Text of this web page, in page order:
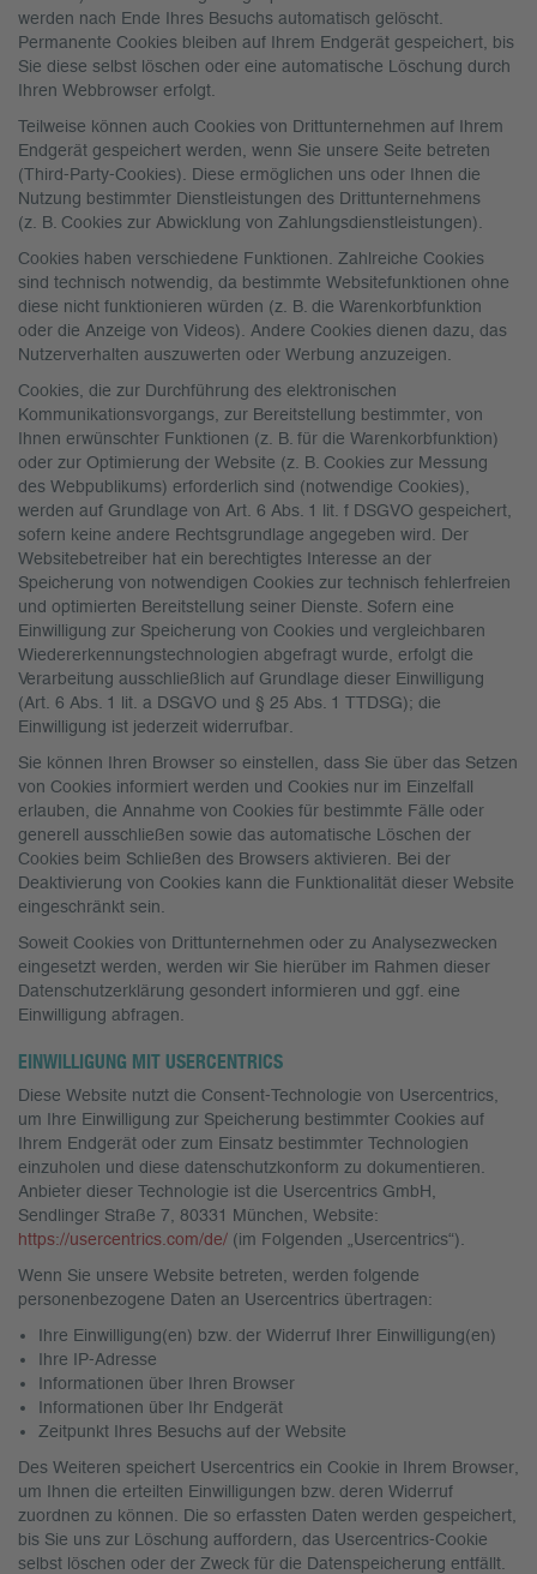
werden nach Ende Ihres Besuchs automatisch gelöscht.
Permanente Cookies bleiben auf Ihrem Endgerät gespeichert, bis
Sie diese selbst löschen oder eine automatische Löschung durch
Ihren Webbrowser erfolgt.
Teilweise können auch Cookies von Drittunternehmen auf Ihrem
Endgerät gespeichert werden, wenn Sie unsere Seite betreten
(Third-Party-Cookies). Diese ermöglichen uns oder Ihnen die
Nutzung bestimmter Dienstleistungen des Drittunternehmens
(z. B. Cookies zur Abwicklung von Zahlungsdienstleistungen).
Cookies haben verschiedene Funktionen. Zahlreiche Cookies
sind technisch notwendig, da bestimmte Websitefunktionen ohne
diese nicht funktionieren würden (z. B. die Warenkorbfunktion
oder die Anzeige von Videos). Andere Cookies dienen dazu, das
Nutzerverhalten auszuwerten oder Werbung anzuzeigen.
Cookies, die zur Durchführung des elektronischen
Kommunikationsvorgangs, zur Bereitstellung bestimmter, von
Ihnen erwünschter Funktionen (z. B. für die Warenkorbfunktion)
oder zur Optimierung der Website (z. B. Cookies zur Messung
des Webpublikums) erforderlich sind (notwendige Cookies),
werden auf Grundlage von Art. 6 Abs. 1 lit. f DSGVO gespeichert,
sofern keine andere Rechtsgrundlage angegeben wird. Der
Websitebetreiber hat ein berechtigtes Interesse an der
Speicherung von notwendigen Cookies zur technisch fehlerfreien
und optimierten Bereitstellung seiner Dienste. Sofern eine
Einwilligung zur Speicherung von Cookies und vergleichbaren
Wiedererkennungstechnologien abgefragt wurde, erfolgt die
Verarbeitung ausschließlich auf Grundlage dieser Einwilligung
(Art. 6 Abs. 1 lit. a DSGVO und § 25 Abs. 1 TTDSG); die
Einwilligung ist jederzeit widerrufbar.
Sie können Ihren Browser so einstellen, dass Sie über das Setzen
von Cookies informiert werden und Cookies nur im Einzelfall
erlauben, die Annahme von Cookies für bestimmte Fälle oder
generell ausschließen sowie das automatische Löschen der
Cookies beim Schließen des Browsers aktivieren. Bei der
Deaktivierung von Cookies kann die Funktionalität dieser Website
eingeschränkt sein.
Soweit Cookies von Drittunternehmen oder zu Analysezwecken
eingesetzt werden, werden wir Sie hierüber im Rahmen dieser
Datenschutzerklärung gesondert informieren und ggf. eine
Einwilligung abfragen.
EINWILLIGUNG MIT USERCENTRICS
Diese Website nutzt die Consent-Technologie von Usercentrics,
um Ihre Einwilligung zur Speicherung bestimmter Cookies auf
Ihrem Endgerät oder zum Einsatz bestimmter Technologien
einzuholen und diese datenschutzkonform zu dokumentieren.
Anbieter dieser Technologie ist die Usercentrics GmbH,
Sendlinger Straße 7, 80331 München, Website:
https://usercentrics.com/de/ (im Folgenden „Usercentrics“).
Wenn Sie unsere Website betreten, werden folgende
personenbezogene Daten an Usercentrics übertragen:
Ihre Einwilligung(en) bzw. der Widerruf Ihrer Einwilligung(en)
Ihre IP-Adresse
Informationen über Ihren Browser
Informationen über Ihr Endgerät
Zeitpunkt Ihres Besuchs auf der Website
Des Weiteren speichert Usercentrics ein Cookie in Ihrem Browser,
um Ihnen die erteilten Einwilligungen bzw. deren Widerruf
zuordnen zu können. Die so erfassten Daten werden gespeichert,
bis Sie uns zur Löschung auffordern, das Usercentrics-Cookie
selbst löschen oder der Zweck für die Datenspeicherung entfällt.